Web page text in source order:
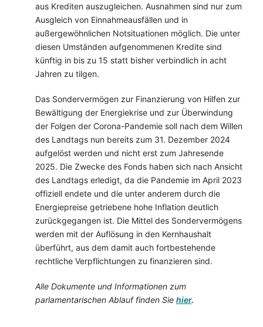
aus Krediten auszugleichen. Ausnahmen sind nur zum
Ausgleich von Einnahmeausfällen und in
außergewöhnlichen Notsituationen möglich. Die unter
diesen Umständen aufgenommenen Kredite sind
künftig in bis zu 15 statt bisher verbindlich in acht
Jahren zu tilgen.
Das Sondervermögen zur Finanzierung von Hilfen zur
Bewältigung der Energiekrise und zur Überwindung
der Folgen der Corona-Pandemie soll nach dem Willen
des Landtags nun bereits zum 31. Dezember 2024
aufgelöst werden und nicht erst zum Jahresende
2025. Die Zwecke des Fonds haben sich nach Ansicht
des Landtags erledigt, da die Pandemie im April 2023
offiziell endete und die unter anderem durch die
Energiepreise getriebene hohe Inflation deutlich
zurückgegangen ist. Die Mittel des Sondervermögens
werden mit der Auflösung in den Kernhaushalt
überführt, aus dem damit auch fortbestehende
rechtliche Verpflichtungen zu finanzieren sind.
Alle Dokumente und Informationen zum
parlamentarischen Ablauf finden Sie hier.